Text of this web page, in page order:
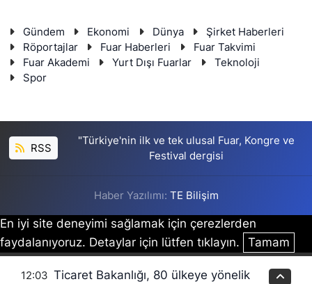
Gündem Ekonomi Dünya
Şirket Haberleri
Röportajlar
Fuar Haberleri
Fuar Takvimi
Fuar Akademi
Yurt Dışı Fuarlar
Teknoloji
Spor
RSS
"Türkiye'nin ilk ve tek ulusal Fuar, Kongre ve
Festival dergisi
Haber Yazılımı: TE Bilişim
En iyi site deneyimi sağlamak için çerezlerden
faydalanıyoruz. Detaylar için lütfen tıklayın.
Tamam
12:03 Ticaret Bakanlığı, 80 ülkeye yönelik